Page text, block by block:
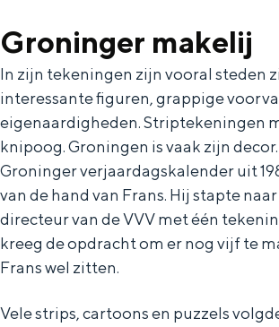
a
l
:
N
e
d
e
r
a
S
e
i
e
Groninger makelij
In zijn tekeningen zijn vooral steden
interessante figuren, grappige
eigenaardigheden. Striptekeningen
knipoog. Groningen is vaak zijn
Groninger verjaardagskalender uit
van de hand van Frans. Hij stapte
directeur van de VVV met één
kreeg de opdracht om er nog vijf te
Frans wel zitten.
Vele strips, cartoons en puzzels